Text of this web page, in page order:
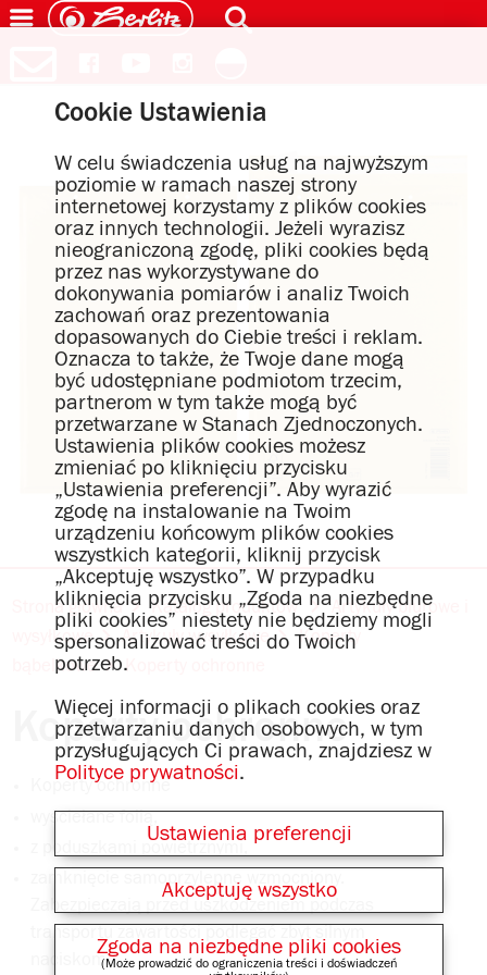
Strona główna Katalog produktów
Artykuły biurowe i
wysyłkowe
Artykuły wysyłkowe
Koperty
bąbelkowe
Koperty ochronne
Koperty ochronne
Koperty ochronne
wyściełane folią,
zamknięcie samoprzylepne wzmocniony.
Zabezpieczają przed uszkodzeniem podczas
transportu zawartości podlegać zbyt silnym
naciskom,
Cookie Ustawienia
W celu świadczenia usług na najwyższym
poziomie w ramach naszej strony
internetowej korzystamy z plików cookies
oraz innych technologii. Jeżeli wyrazisz
nieograniczoną zgodę, pliki cookies będą
przez nas wykorzystywane do
dokonywania pomiarów i analiz Twoich
zachowań oraz prezentowania
dopasowanych do Ciebie treści i reklam.
Oznacza to także, że Twoje dane mogą
być udostępniane podmiotom trzecim,
partnerom w tym także mogą być
przetwarzane w Stanach Zjednoczonych.
Ustawienia plików cookies możesz
zmieniać po kliknięciu przycisku
„Ustawienia preferencji”. Aby wyrazić
zgodę na instalowanie na Twoim
urządzeniu końcowym plików cookies
wszystkich kategorii, kliknij przycisk
„Akceptuję wszystko”. W przypadku
kliknięcia przycisku „Zgoda na niezbędne
pliki cookies” niestety nie będziemy mogli
spersonalizować treści do Twoich
potrzeb.
Więcej informacji o plikach cookies oraz
przetwarzaniu danych osobowych, w tym
przysługujących Ci prawach, znajdziesz w
Polityce prywatności.
Ustawienia preferencji
Akceptuję wszystko
Zgoda na niezbędne pliki cookies
(Może prowadzić do ograniczenia treści i doświadczeń